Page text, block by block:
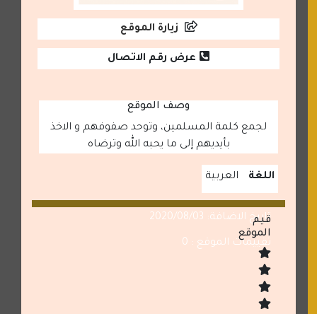
زيارة الموقع
عرض رقم الاتصال
وصف الموقع
لجمع كلمة المسلمين، وتوحد صفوفهم و الاخذ
بأيديهم إلى ما يحبه الله وترضاه
اللغة العربية
تاريخ الاضافة: 2020/08/03
تقييمات الموقع : 0
قيم
الموقع